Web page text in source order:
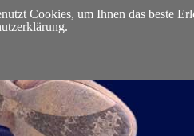
VORSTAND SEKTIONEN
Cookies, um Ihnen das beste